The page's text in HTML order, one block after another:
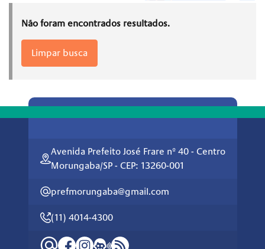
Não foram encontrados resultados.
Limpar busca
Avenida Prefeito José Frare nº 40 - Centro
Morungaba/SP - CEP: 13260-001
prefmorungaba@gmail.com
(11) 4014-4300